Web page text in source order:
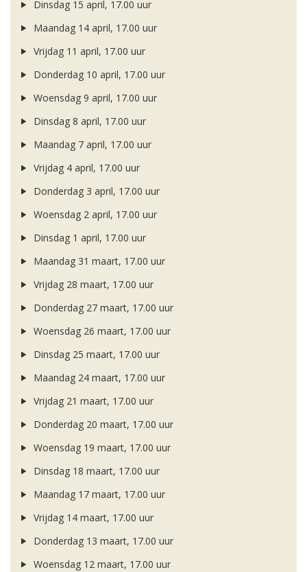
Dinsdag 15 april, 17.00 uur
Maandag 14 april, 17.00 uur
Vrijdag 11 april, 17.00 uur
Donderdag 10 april, 17.00 uur
Woensdag 9 april, 17.00 uur
Dinsdag 8 april, 17.00 uur
Maandag 7 april, 17.00 uur
Vrijdag 4 april, 17.00 uur
Donderdag 3 april, 17.00 uur
Woensdag 2 april, 17.00 uur
Dinsdag 1 april, 17.00 uur
Maandag 31 maart, 17.00 uur
Vrijdag 28 maart, 17.00 uur
Donderdag 27 maart, 17.00 uur
Woensdag 26 maart, 17.00 uur
Dinsdag 25 maart, 17.00 uur
Maandag 24 maart, 17.00 uur
Vrijdag 21 maart, 17.00 uur
Donderdag 20 maart, 17.00 uur
Woensdag 19 maart, 17.00 uur
Dinsdag 18 maart, 17.00 uur
Maandag 17 maart, 17.00 uur
Vrijdag 14 maart, 17.00 uur
Donderdag 13 maart, 17.00 uur
Woensdag 12 maart, 17.00 uur